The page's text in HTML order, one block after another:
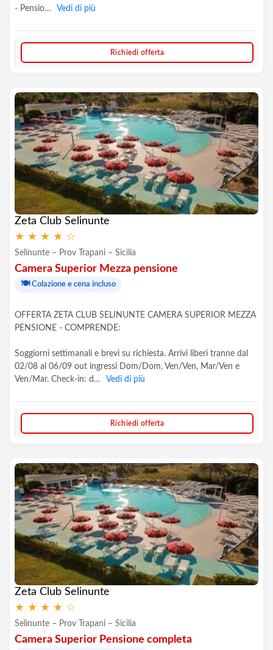
- Pensio… Vedi di più
Richiedi offerta
Zeta Club Selinunte
★ ★ ★ ★ ☆
Selinunte – Prov Trapani – Sicilia
Camera Superior Mezza pensione
🍽️ Colazione e cena incluso
OFFERTA ZETA CLUB SELINUNTE CAMERA SUPERIOR MEZZA
PENSIONE - COMPRENDE:
Soggiorni settimanali e brevi su richiesta. Arrivi liberi tranne dal
02/08 al 06/09 out ingressi Dom/Dom, Ven/Ven, Mar/Ven e
Ven/Mar. Check-in: d…
Vedi di più
Richiedi offerta
Zeta Club Selinunte
★ ★ ★ ★ ☆
Selinunte – Prov Trapani – Sicilia
Camera Superior Pensione completa